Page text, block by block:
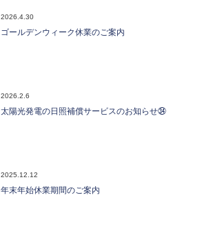
2026.4.30
ゴールデンウィーク休業のご案内
2026.2.6
太陽光発電の日照補償サービスのお知らせ㉞
2025.12.12
年末年始休業期間のご案内